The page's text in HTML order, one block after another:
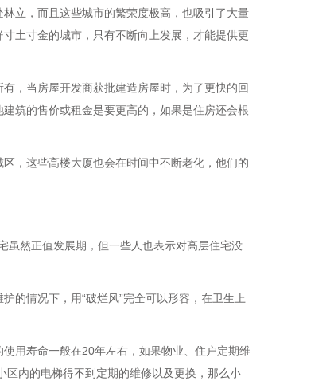
立，而且这些城市的繁荣度极高，也吸引了大量
土寸金的城市，只有不断向上发展，才能提供更
，当房屋开发商获批建造房屋时，为了更快的回
筑的售价或租金是要更高的，如果是住房还会根
，这些高楼大厦也会在时间中不断老化，他们的
虽然正值发展期，但一些人也表示对高层住宅没
的情况下，用“破烂风”完全可以形容，在卫生上
用寿命一般在20年左右，如果物业、住户定期维
内的电梯得不到定期的维修以及更换，那么小